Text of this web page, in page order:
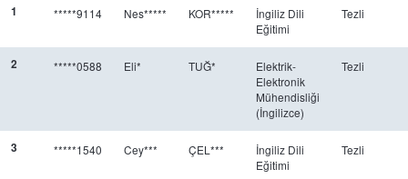
1 *****9114 Nes***** KOR*****
İngiliz Dili
Eğitimi
Tezli
2 *****0588 Eli* TUĞ*
Elektrik-
Elektronik
Mühendisliği
(İngilizce)
Tezli
3 *****1540 Cey*** ÇEL***
İngiliz Dili
Eğitimi
Tezli